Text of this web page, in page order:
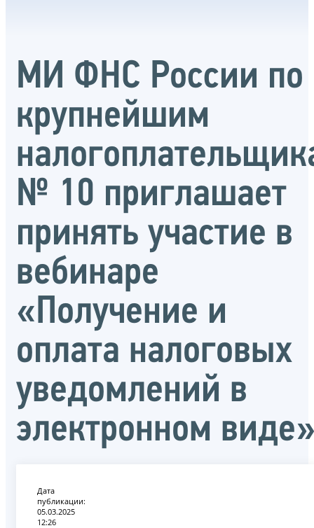
МИ ФНС России по
крупнейшим
№ 10 приглашает
принять участие в
вебинаре
«Получение и
оплата налоговых
уведомлений в
электронном
Дата
публикации:
05.03.2025
12:26